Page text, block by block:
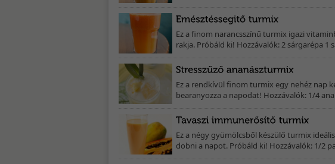
Ez a finom narancsszínű turmix igazi
rakja. Próbáld ki! Hozzávalók: 2 sárgarépa 1
Ez a rendkívül finom turmix egy nehéz nap
bearanyozza a napodat! Hozzávalók: 1/4
Ez a négy gyümölcsből készülő turmix
dobni a napot. Próbáld ki! Hozzávalók: 1/2